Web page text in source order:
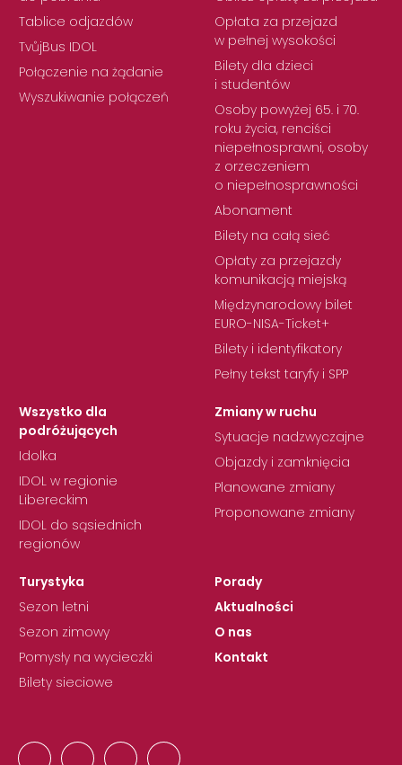
Tablice odjazdów
TvůjBus IDOL
Połączenie na żądanie
Wyszukiwanie połączeń
Opłata za przejazd
w pełnej wysokości
Bilety dla dzieci
i studentów
Osoby powyżej 65. i 70.
roku życia, renciści
niepełnosprawni, osoby
z orzeczeniem
o niepełnosprawności
Abonament
Bilety na całą sieć
Opłaty za przejazdy
komunikacją miejską
Międzynarodowy bilet
EURO-NISA-Ticket+
Bilety i identyfikatory
Pełny tekst taryfy i SPP
Wszystko dla
podróżujących
Idolka
IDOL w regionie
Libereckim
IDOL do sąsiednich
regionów
Zmiany w ruchu
Sytuacje nadzwyczajne
Objazdy i zamknięcia
Planowane zmiany
Proponowane zmiany
Turystyka
Sezon letni
Sezon zimowy
Pomysły na wycieczki
Bilety sieciowe
Porady
Aktualności
O nas
Kontakt